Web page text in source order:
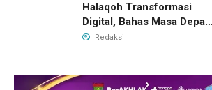
Halaqoh Transformasi
Digital, Bahas Masa Depan
NU di Era Disrupsi
Redaksi